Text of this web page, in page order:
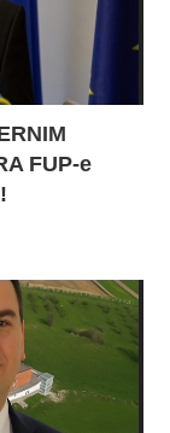
FUP-e